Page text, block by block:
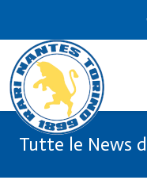
Tutte le News